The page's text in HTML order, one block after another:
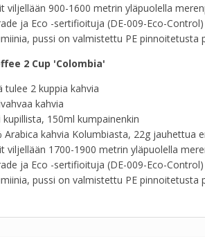
viljellään 900-1600 metrin yläpuolella
ja Eco -sertifioituja (DE-009-Eco-Control)
pussi on valmistettu PE pinnoitetusta
2 Cup 'Colombia'
tulee 2 kuppia kahvia
kahvia
kupillista, 150ml kumpainenkin
Arabica kahvia Kolumbiasta, 22g jauhettua
viljellään 1700-1900 metrin yläpuolella
ja Eco -sertifioituja (DE-009-Eco-Control)
pussi on valmistettu PE pinnoitetusta